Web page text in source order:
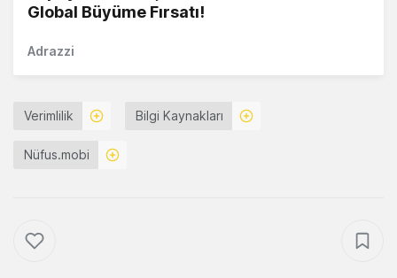
Global Büyüme Fırsatı!
Adrazzi
Verimlilik Bilgi Kaynakları
Nüfus.mobi